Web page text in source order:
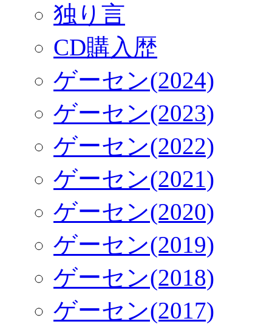
独り言
CD購入歴
ゲーセン(2024)
ゲーセン(2023)
ゲーセン(2022)
ゲーセン(2021)
ゲーセン(2020)
ゲーセン(2019)
ゲーセン(2018)
ゲーセン(2017)